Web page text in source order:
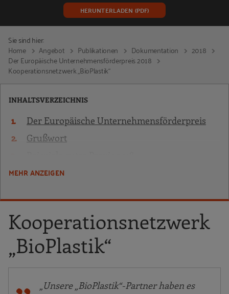
HERUNTERLADEN (PDF)
Sie sind hier:
Home
Angebot Publikationen Dokumentation
2018
Der Europäische Unternehmensförderpreis 2018
Kooperationsnetzwerk „BioPlastik“
INHALTSVERZEICHNIS
Der Europäische Unternehmensförderpreis
Grußwort
Entrepreneurship-Ökosystem Südwestfalen
FUTUREPRENEUR
In|Die RegionRuhr
Kooperationsnetzwerk „BioPlastik“
Nachfolge in Deutschland
ProjectTogether
Servicestelle Schülerfirmen
MEHR ANZEIGEN
Kooperationsnetzwerk
„BioPlastik“
„Unsere „BioPlastik“-Partner haben es